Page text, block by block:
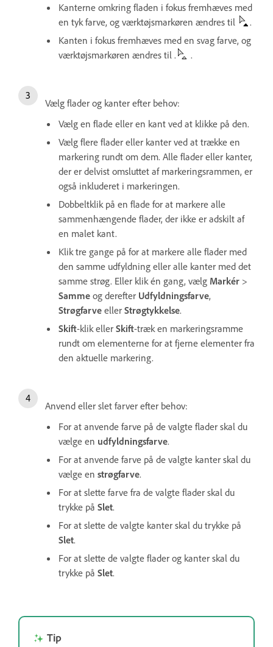
Kanterne omkring fladen i fokus fremhæves med
en tyk farve, og værktøjsmarkøren ændres til
.
Kanten i fokus fremhæves med en svag farve, og
værktøjsmarkøren ændres til .
.
Vælg flader og kanter efter behov:
Vælg en flade eller en kant ved at klikke på den.
Vælg flere flader eller kanter ved at trække en
markering rundt om dem. Alle flader eller kanter,
der er delvist omsluttet af markeringsrammen, er
også inkluderet i markeringen.
Dobbeltklik på en flade for at markere alle
sammenhængende flader, der ikke er adskilt af
en malet kant.
Klik tre gange på for at markere alle flader med
den samme udfyldning eller alle kanter med det
samme strøg. Eller klik én gang, vælg Markér >
Samme og derefter Udfyldningsfarve,
Strøgfarve eller Strøgtykkelse.
Skift-klik eller Skift-træk en markeringsramme
rundt om elementerne for at fjerne elementer fra
den aktuelle markering.
Anvend eller slet farver efter behov:
For at anvende farve på de valgte flader skal du
vælge en udfyldningsfarve.
For at anvende farve på de valgte kanter skal du
vælge en strøgfarve.
For at slette farve fra de valgte flader skal du
trykke på Slet.
For at slette de valgte kanter skal du trykke på
Slet.
For at slette de valgte flader og kanter skal du
trykke på Slet.
Tip